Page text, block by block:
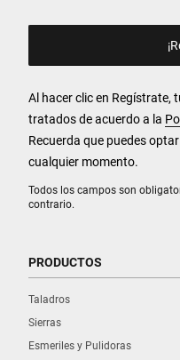
Todos los campos son
contrario.
Al hacer clic en Regístrate,
tratados de acuerdo a la
Recuerda que puedes
cualquier momento.
PRODUCTOS
Taladros
Sierras
Esmeriles y Pulidoras